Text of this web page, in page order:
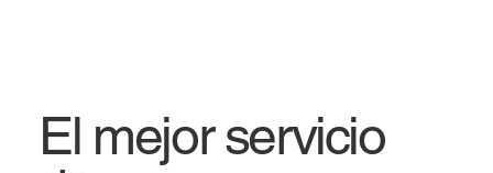
El mejor servicio